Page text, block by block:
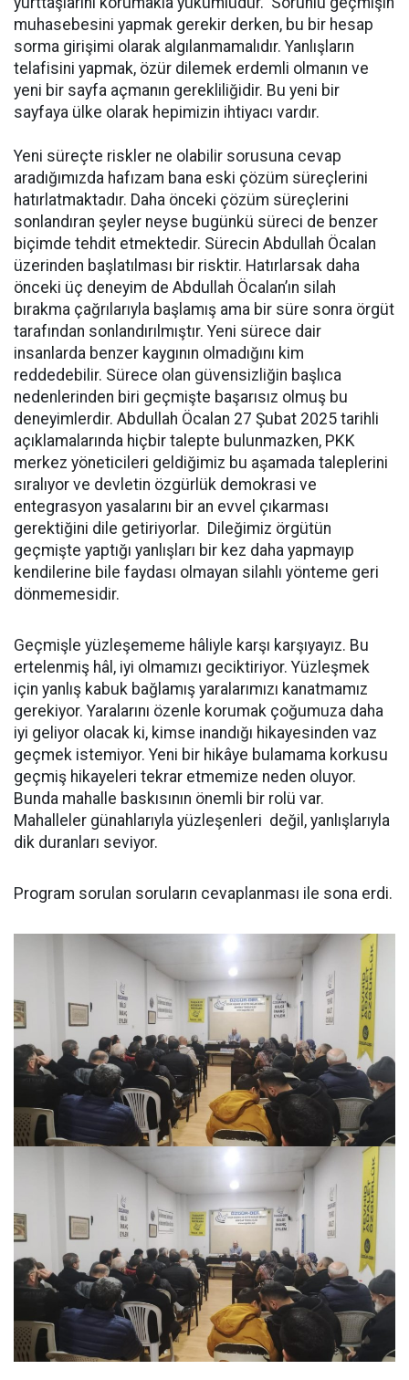
muhasebesini yapmak gerekir derken, bu bir hesap
sorma girişimi olarak algılanmamalıdır. Yanlışların
telafisini yapmak, özür dilemek erdemli olmanın ve
yeni bir sayfa açmanın gerekliliğidir. Bu yeni bir
sayfaya ülke olarak hepimizin ihtiyacı vardır.
Yeni süreçte riskler ne olabilir sorusuna cevap
aradığımızda hafızam bana eski çözüm süreçlerini
hatırlatmaktadır. Daha önceki çözüm süreçlerini
sonlandıran şeyler neyse bugünkü süreci de benzer
biçimde tehdit etmektedir. Sürecin Abdullah Öcalan
üzerinden başlatılması bir risktir. Hatırlarsak daha
önceki üç deneyim de Abdullah Öcalan’ın silah
bırakma çağrılarıyla başlamış ama bir süre sonra örgüt
tarafından sonlandırılmıştır. Yeni sürece dair
insanlarda benzer kaygının olmadığını kim
reddedebilir. Sürece olan güvensizliğin başlıca
nedenlerinden biri geçmişte başarısız olmuş bu
deneyimlerdir. Abdullah Öcalan 27 Şubat 2025 tarihli
açıklamalarında hiçbir talepte bulunmazken, PKK
merkez yöneticileri geldiğimiz bu aşamada taleplerini
sıralıyor ve devletin özgürlük demokrasi ve
entegrasyon yasalarını bir an evvel çıkarması
gerektiğini dile getiriyorlar. Dileğimiz örgütün
geçmişte yaptığı yanlışları bir kez daha yapmayıp
kendilerine bile faydası olmayan silahlı yönteme geri
dönmemesidir.
Geçmişle yüzleşememe hâliyle karşı karşıyayız. Bu
ertelenmiş hâl, iyi olmamızı geciktiriyor. Yüzleşmek
için yanlış kabuk bağlamış yaralarımızı kanatmamız
gerekiyor. Yaralarını özenle korumak çoğumuza daha
iyi geliyor olacak ki, kimse inandığı hikayesinden vaz
geçmek istemiyor. Yeni bir hikâye bulamama korkusu
geçmiş hikayeleri tekrar etmemize neden oluyor.
Bunda mahalle baskısının önemli bir rolü var.
Mahalleler günahlarıyla yüzleşenleri değil, yanlışlarıyla
dik duranları seviyor.
Program sorulan soruların cevaplanması ile sona erdi.